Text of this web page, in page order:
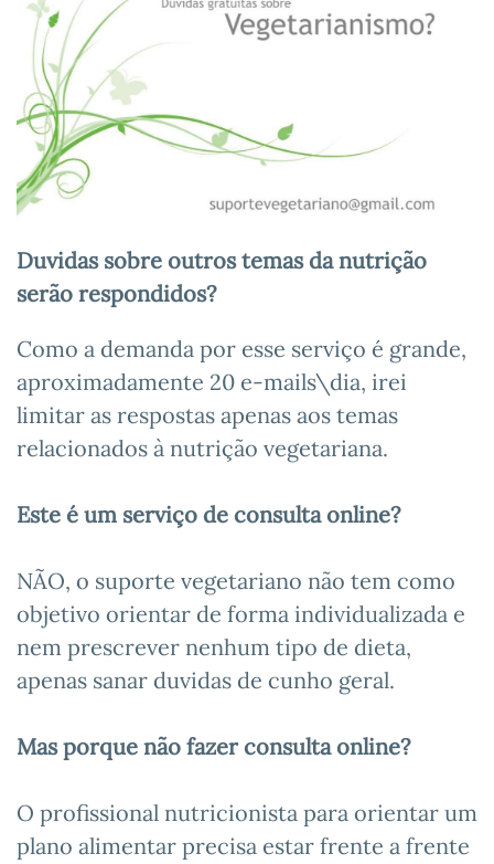
Duvidas sobre outros temas da nutrição
serão respondidos?
Como a demanda por esse serviço é grande,
aproximadamente 20 e-mails\dia, irei
limitar as respostas apenas aos temas
relacionados à nutrição vegetariana.
Este é um serviço de consulta online?
NÃO, o suporte vegetariano não tem como
objetivo orientar de forma individualizada e
nem prescrever nenhum tipo de dieta,
apenas sanar duvidas de cunho geral.
Mas porque não fazer consulta online?
O profissional nutricionista para orientar um
plano alimentar precisa estar frente a frente